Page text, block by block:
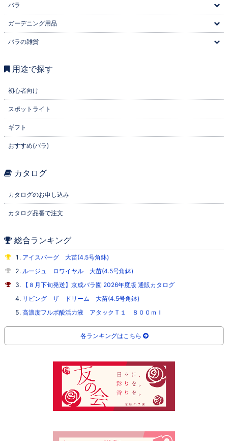
バラ
ガーデニング用品
バラの雑貨
用途で探す
初心者向け
スポットライト
ギフト
おすすめ(バラ)
カタログ
カタログのお申し込み
カタログ品番で注文
総合ランキング
アイスバーグ 大苗(4.5号角鉢)
ルージュ ロワイヤル 大苗(4.5号角鉢)
【８月下旬発送】京成バラ園 2026年度版 通販カタログ
リビング ザ ドリーム 大苗(4.5号角鉢)
高濃度フルボ酸活力液 アタックＴ１ ８００ｍｌ
各ランキングはこちら